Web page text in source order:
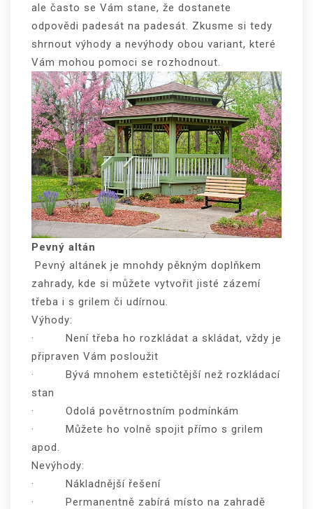
ale často se Vám stane, že dostanete
odpovědi padesát na padesát. Zkusme si tedy
shrnout výhody a nevýhody obou variant, které
Vám mohou pomoci se rozhodnout.
Pevný altán
Pevný altánek je mnohdy pěkným doplňkem
zahrady, kde si můžete vytvořit jisté zázemí
třeba i s grilem či udírnou.
Výhody:
· Není třeba ho rozkládat a skládat, vždy je
připraven Vám posloužit
· Bývá mnohem estetičtější než rozkládací
stan
· Odolá povětrnostním podmínkám
· Můžete ho volně spojit přímo s grilem
apod.
Nevýhody:
· Nákladnější řešení
· Permanentně zabírá místo na zahradě